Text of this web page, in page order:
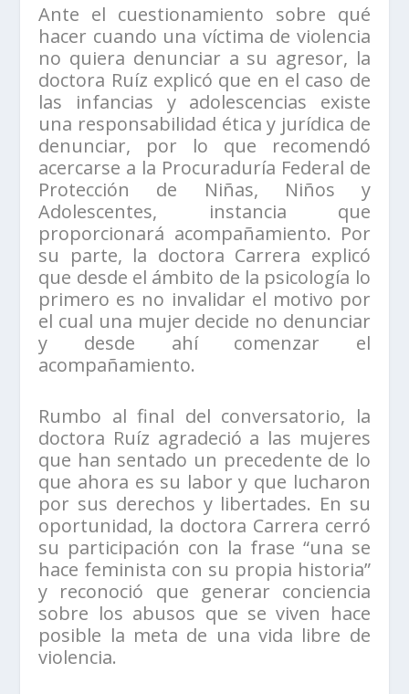
Ante el cuestionamiento sobre qué
hacer cuando una víctima de violencia
no quiera denunciar a su agresor, la
doctora Ruíz explicó que en el caso de
las infancias y adolescencias existe
una responsabilidad ética y jurídica de
denunciar, por lo que recomendó
acercarse a la Procuraduría Federal de
Protección de Niñas, Niños y
Adolescentes, instancia que
proporcionará acompañamiento. Por
su parte, la doctora Carrera explicó
que desde el ámbito de la psicología lo
primero es no invalidar el motivo por
el cual una mujer decide no denunciar
y desde ahí comenzar el
acompañamiento.
Rumbo al final del conversatorio, la
doctora Ruíz agradeció a las mujeres
que han sentado un precedente de lo
que ahora es su labor y que lucharon
por sus derechos y libertades. En su
oportunidad, la doctora Carrera cerró
su participación con la frase “una se
hace feminista con su propia historia”
y reconoció que generar conciencia
sobre los abusos que se viven hace
posible la meta de una vida libre de
violencia.